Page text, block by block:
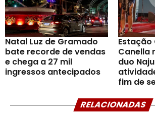
Natal Luz de Gramado
bate recorde de vendas
e chega a 27 mil
ingressos antecipados
Estação
Canella
duo
fim de
RELACIONADAS